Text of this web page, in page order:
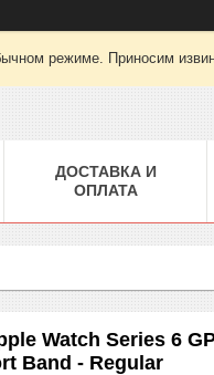
режиме. Приносим
ДОСТАВКА И
ОПЛАТА
Watch Series 6
Band - Regular